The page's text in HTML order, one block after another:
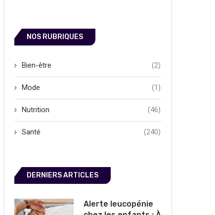
NOS RUBRIQUES
Bien-être (2)
Mode (1)
Nutrition (46)
Santé (240)
DERNIERS ARTICLES
Alerte leucopénie